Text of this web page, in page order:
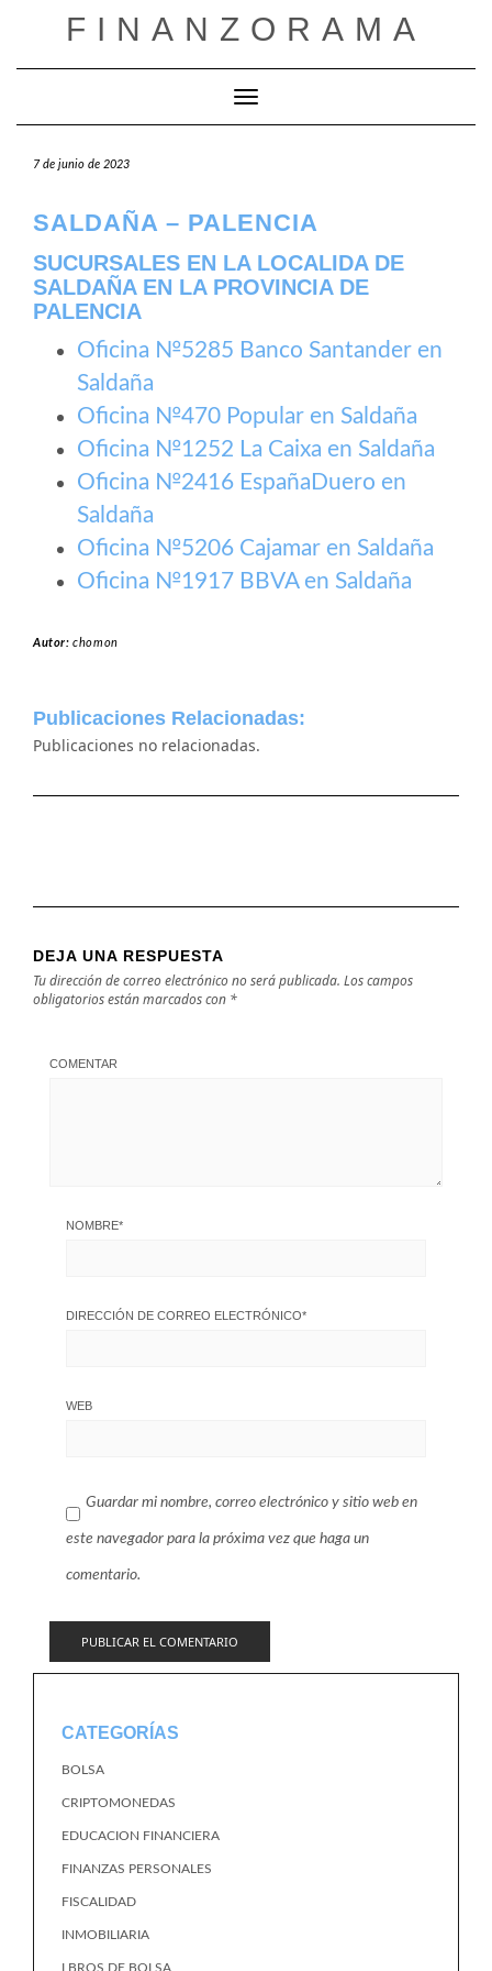
FINANZORAMA
Cambiar modo de navegación
7 de junio de 2023
SALDAÑA – PALENCIA
SUCURSALES EN LA LOCALIDA DE
SALDAÑA EN LA PROVINCIA DE
PALENCIA
Oficina №5285 Banco Santander en
Saldaña
Oficina №470 Popular en Saldaña
Oficina №1252 La Caixa en Saldaña
Oficina №2416 EspañaDuero en
Saldaña
Oficina №5206 Cajamar en Saldaña
Oficina №1917 BBVA en Saldaña
Autor:chomon
Publicaciones Relacionadas:
Publicaciones no relacionadas.
DEJA UNA RESPUESTA
Tu dirección de correo electrónico no será publicada. Los campos
obligatorios están marcados con *
COMENTAR
NOMBRE*
DIRECCIÓN DE CORREO ELECTRÓNICO*
WEB
Guardar mi nombre, correo electrónico y sitio web en
este navegador para la próxima vez que haga un
comentario.
CATEGORÍAS
BOLSA
CRIPTOMONEDAS
EDUCACION FINANCIERA
FINANZAS PERSONALES
FISCALIDAD
INMOBILIARIA
LBROS DE BOLSA